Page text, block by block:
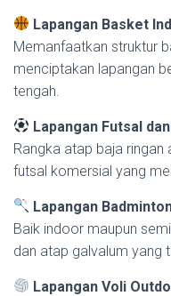
Lapangan Basket
Memanfaatkan struktur
menciptakan lapangan
tengah.
Lapangan Futsal
Rangka atap baja ringan
futsal komersial yang
Lapangan
Baik indoor maupun
dan atap galvalum yang
Lapangan Voli